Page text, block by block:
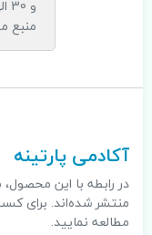
منبع
.
آکادمی پارتینه
در رابطه با این
منتشر شده‌اند. برای
مطالعه نمایید.